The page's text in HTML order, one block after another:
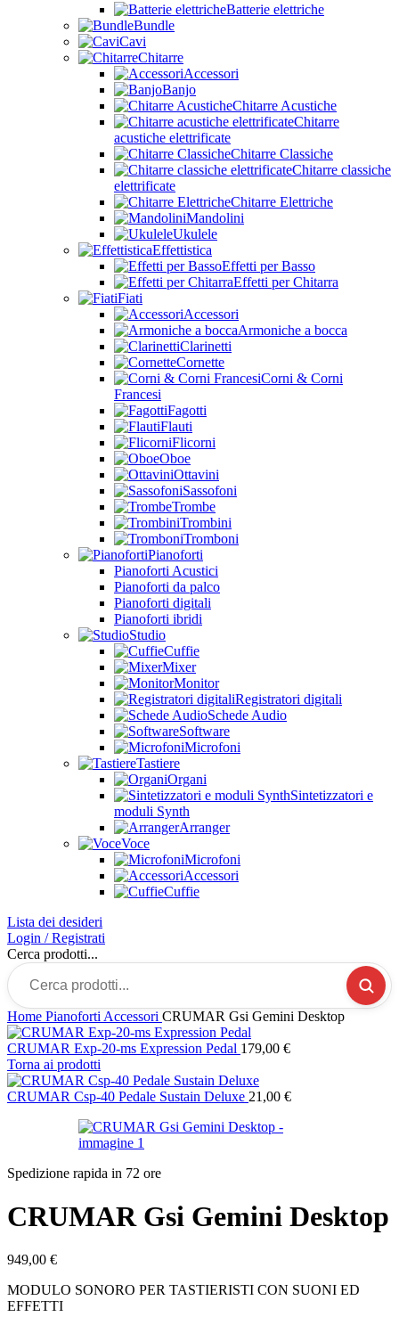
Batterie elettriche
Bundle
Cavi
Chitarre
Accessori
Banjo
Chitarre Acustiche
Chitarre
acustiche elettrificate
Chitarre Classiche
Chitarre classiche
elettrificate
Chitarre Elettriche
Mandolini
Ukulele
Effettistica
Effetti per Basso
Effetti per Chitarra
Fiati
Accessori
Armoniche a bocca
Clarinetti
Cornette
Corni & Corni
Francesi
Fagotti
Flauti
Flicorni
Oboe
Ottavini
Sassofoni
Trombe
Trombini
Tromboni
Pianoforti
Pianoforti Acustici
Pianoforti da palco
Pianoforti digitali
Pianoforti ibridi
Studio
Cuffie
Mixer
Monitor
Registratori digitali
Schede Audio
Software
Microfoni
Tastiere
Organi
Sintetizzatori e
moduli Synth
Arranger
Voce
Microfoni
Accessori
Cuffie
Lista dei desideri
Login / Registrati
Cerca prodotti...
Home Pianoforti Accessori CRUMAR Gsi Gemini Desktop
CRUMAR Exp-20-ms Expression Pedal 179,00 €
Torna ai prodotti
CRUMAR Csp-40 Pedale Sustain Deluxe 21,00 €
Spedizione rapida in 72 ore
CRUMAR Gsi Gemini Desktop
949,00 €
MODULO SONORO PER TASTIERISTI CON SUONI ED
EFFETTI